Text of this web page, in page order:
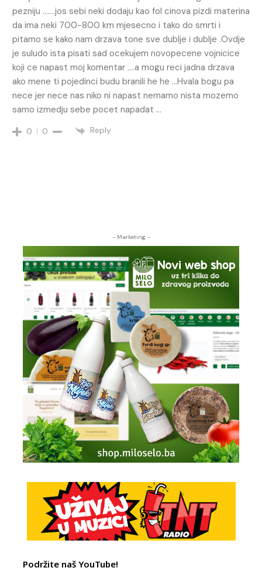
pezniju …….jos sebi neki dodaju kao fol cinova pizdi materina
da ima neki 700-800 km mjesecno i tako do smrti i
pitamo se kako nam drzava tone sve dublje i dublje .Ovdje
je suludo ista pisati sad ocekujem novopecene vojnicice
koji ce napast moj komentar ….a mogu reci jadna drzava
ako mene ti pojedinci budu branili he he …Hvala bogu pa
nece jer nece nas niko ni napast nemamo nista mozemo
samo izmedju sebe pocet napadat …
0 0 Reply
- Marketing -
Podržite naš YouTube!